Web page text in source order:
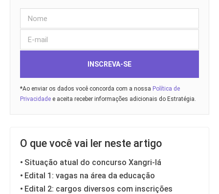
INSCREVA-SE
*Ao enviar os dados você concorda com a nossa Política de
Privacidade e aceita receber informações adicionais do Estratégia.
O que você vai ler neste artigo
Situação atual do concurso Xangri-lá
Edital 1: vagas na área da educação
Edital 2: cargos diversos com inscrições